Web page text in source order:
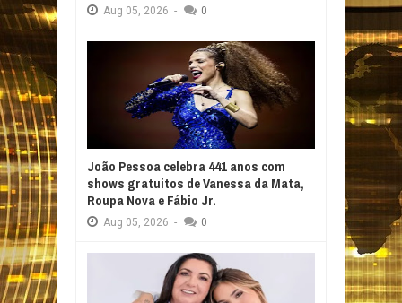
Aug 05, 2026 - 0
João Pessoa celebra 441 anos com
shows gratuitos de Vanessa da Mata,
Roupa Nova e Fábio Jr.
Aug 05, 2026 - 0